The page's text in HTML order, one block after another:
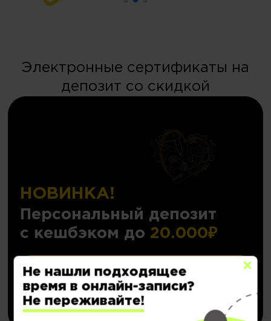
Электронные сертификаты на
депозит со скидкой
НОВИНКА!
Персональный депозит
с кешбэком до 20.000₽
Подробнее..
Купить
Не нашли подходящее
время в онлайн-записи?
Не переживайте!